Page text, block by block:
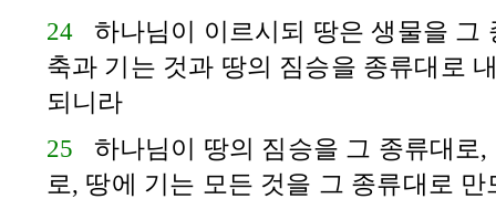
24 하나님이 이르시되 땅은 생물을 그
축과 기는 것과 땅의 짐승을 종류대로
되니라
25 하나님이 땅의 짐승을 그 종류대로
로, 땅에 기는 모든 것을 그 종류대로